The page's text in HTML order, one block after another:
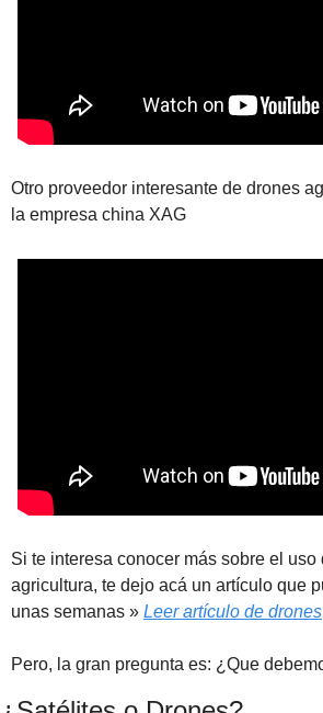
Otro proveedor interesante de drones
la empresa china XAG
Si te interesa conocer más sobre el uso
agricultura, te dejo acá un artículo que
unas semanas » Leer artículo de drones
Pero, la gran pregunta es: ¿Que